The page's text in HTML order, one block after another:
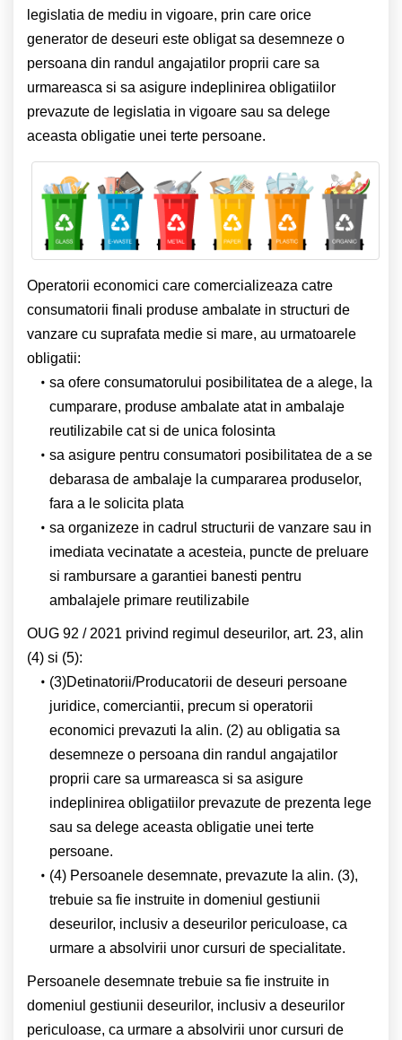
legislatia de mediu in vigoare, prin care orice
generator de deseuri este obligat sa desemneze o
persoana din randul angajatilor proprii care sa
urmareasca si sa asigure indeplinirea obligatiilor
prevazute de legislatia in vigoare sau sa delege
aceasta obligatie unei terte persoane.
Operatorii economici care comercializeaza catre
consumatorii finali produse ambalate in structuri de
vanzare cu suprafata medie si mare, au urmatoarele
obligatii:
sa ofere consumatorului posibilitatea de a alege, la
cumparare, produse ambalate atat in ambalaje
reutilizabile cat si de unica folosinta
sa asigure pentru consumatori posibilitatea de a se
debarasa de ambalaje la cumpararea produselor,
fara a le solicita plata
sa organizeze in cadrul structurii de vanzare sau in
imediata vecinatate a acesteia, puncte de preluare
si rambursare a garantiei banesti pentru
ambalajele primare reutilizabile
OUG 92 / 2021 privind regimul deseurilor, art. 23, alin
(4) si (5):
(3)Detinatorii/Producatorii de deseuri persoane
juridice, comerciantii, precum si operatorii
economici prevazuti la alin. (2) au obligatia sa
desemneze o persoana din randul angajatilor
proprii care sa urmareasca si sa asigure
indeplinirea obligatiilor prevazute de prezenta lege
sau sa delege aceasta obligatie unei terte
persoane.
(4) Persoanele desemnate, prevazute la alin. (3),
trebuie sa fie instruite in domeniul gestiunii
deseurilor, inclusiv a deseurilor periculoase, ca
urmare a absolvirii unor cursuri de specialitate.
Persoanele desemnate trebuie sa fie instruite in
domeniul gestiunii deseurilor, inclusiv a deseurilor
periculoase, ca urmare a absolvirii unor cursuri de